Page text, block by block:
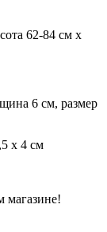
62-84 см х
6 см, размер
х 4 см
магазине!